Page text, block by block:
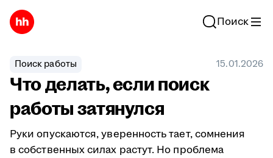
Поиск
Поиск работы 15.01.2026
Что делать, если поиск
работы затянулся
Руки опускаются, уверенность тает, сомнения
в собственных силах растут. Но проблема